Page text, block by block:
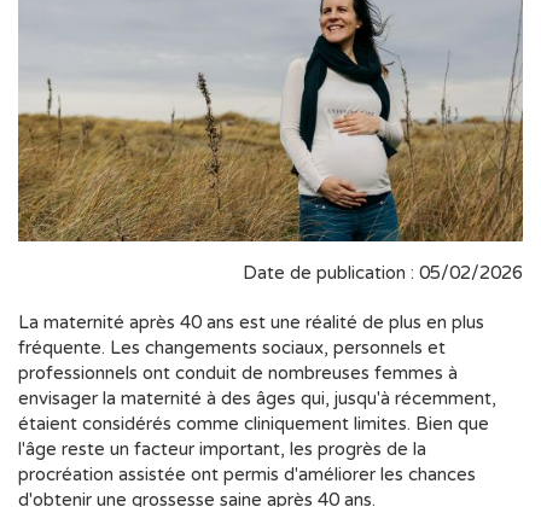
Date de publication : 05/02/2026
La maternité après 40 ans est une réalité de plus en plus
fréquente. Les changements sociaux, personnels et
professionnels ont conduit de nombreuses femmes à
envisager la maternité à des âges qui, jusqu'à récemment,
étaient considérés comme cliniquement limites. Bien que
l'âge reste un facteur important, les progrès de la
procréation assistée ont permis d'améliorer les chances
d'obtenir une grossesse saine après 40 ans.